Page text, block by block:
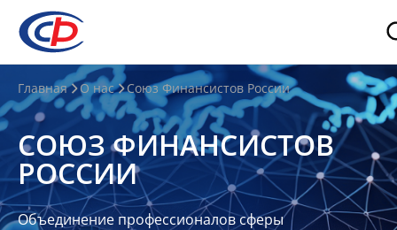
О
нас
О
СФР
Совет
Союза
Главная О нас Союз Финансистов России
СОЮЗ ФИНАНСИСТОВ
РОССИИ
Объединение профессионалов сферы